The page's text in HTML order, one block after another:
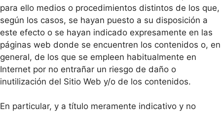
para ello medios o procedimientos distintos de los que,
según los casos, se hayan puesto a su disposición a
este efecto o se hayan indicado expresamente en las
páginas web donde se encuentren los contenidos o, en
general, de los que se empleen habitualmente en
Internet por no entrañar un riesgo de daño o
inutilización del Sitio Web y/o de los contenidos.
En particular, y a título meramente indicativo y no